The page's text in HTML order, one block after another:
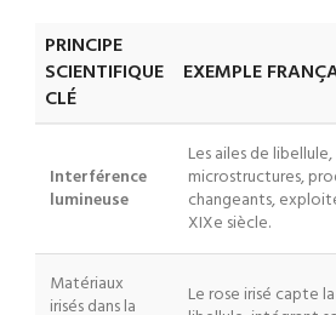
PRINCIPE
SCIENTIFIQUE
CLÉ
EXEMPLE
Interférence
lumineuse
Les ailes de
microstructures,
changeants,
XIXe siècle.
Matériaux
irisés dans la
Le rose irisé capte